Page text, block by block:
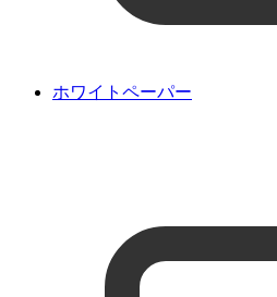
ホワイトペーパー